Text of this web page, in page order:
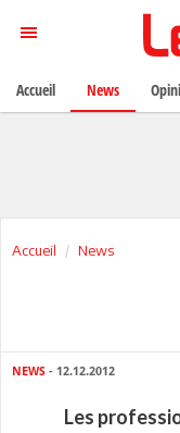
Accueil News
NEWS - 12.12.2012
Les
Accueil News